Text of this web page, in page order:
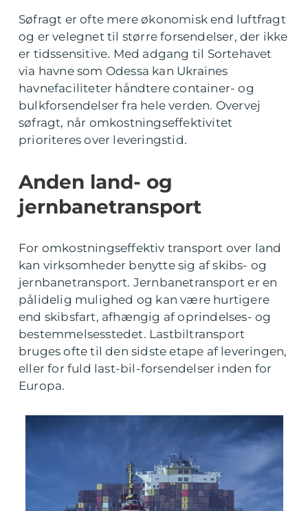
Søfragt er ofte mere økonomisk end luftfragt
og er velegnet til større forsendelser, der ikke
er tidssensitive. Med adgang til Sortehavet
via havne som Odessa kan Ukraines
havnefaciliteter håndtere container- og
bulkforsendelser fra hele verden. Overvej
søfragt, når omkostningseffektivitet
prioriteres over leveringstid.
Anden land- og
jernbanetransport
For omkostningseffektiv transport over land
kan virksomheder benytte sig af skibs- og
jernbanetransport. Jernbanetransport er en
pålidelig mulighed og kan være hurtigere
end skibsfart, afhængig af oprindelses- og
bestemmelsesstedet. Lastbiltransport
bruges ofte til den sidste etape af leveringen,
eller for fuld last-bil-forsendelser inden for
Europa.